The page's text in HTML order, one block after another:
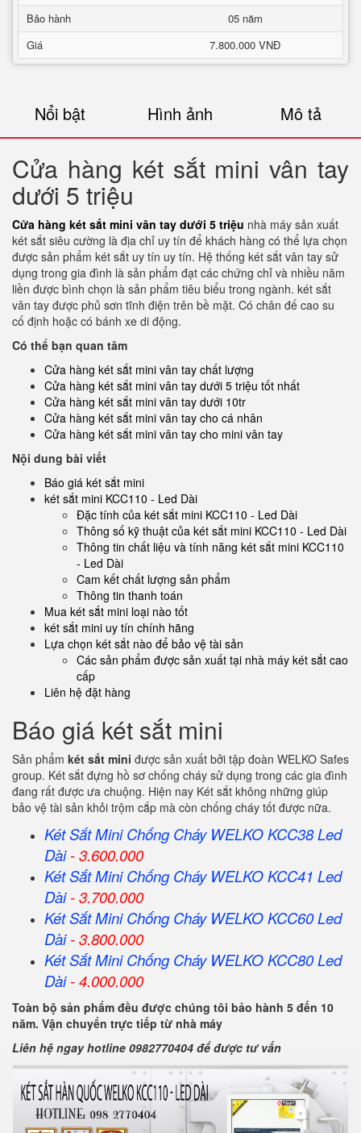
Bảo hành
05 năm
Giá
7.800.000 VNĐ
Nổi bật Hình ảnh Mô tả
Cửa hàng két sắt mini vân tay
dưới 5 triệu
Cửa hàng két sắt mini vân tay dưới 5 triệu nhà máy sản xuất
két sắt siêu cường là địa chỉ uy tín để khách hàng có thể lựa chọn
được sản phẩm két sắt uy tín uy tín. Hệ thống két sắt vân tay sử
dụng trong gia đình là sản phẩm đạt các chứng chỉ và nhiều năm
liền được bình chọn là sản phẩm tiêu biểu trong ngành. két sắt
vân tay được phủ sơn tĩnh điện trên bề mặt. Có chân đế cao su
cố định hoặc có bánh xe di động.
Có thể bạn quan tâm
Cửa hàng két sắt mini vân tay chất lượng
Cửa hàng két sắt mini vân tay dưới 5 triệu tốt nhất
Cửa hàng két sắt mini vân tay dưới 10tr
Cửa hàng két sắt mini vân tay cho cá nhân
Cửa hàng két sắt mini vân tay cho mini vân tay
Nội dung bài viết
Báo giá két sắt mini
két sắt mini KCC110 - Led Dài
Đặc tính của két sắt mini KCC110 - Led Dài
Thông số kỹ thuật của két sắt mini KCC110 - Led Dài
Thông tin chất liệu và tính năng két sắt mini KCC110
- Led Dài
Cam kết chất lượng sản phẩm
Thông tin thanh toán
Mua két sắt mini loại nào tốt
két sắt mini uy tín chính hãng
Lựa chọn két sắt nào để bảo vệ tài sản
Các sản phẩm được sản xuất tại nhà máy két sắt cao
cấp
Liên hệ đặt hàng
Báo giá két sắt mini
Sản phẩm két sắt mini được sản xuất bởi tập đoàn WELKO Safes
group. Két sắt đựng hồ sơ chống cháy sử dụng trong các gia đình
đang rất được ưa chuộng. Hiện nay Két sắt không những giúp
bảo vệ tài sản khỏi trộm cắp mà còn chống cháy tốt được nữa.
Két Sắt Mini Chống Cháy WELKO KCC38 Led
Dài- 3.600.000
Két Sắt Mini Chống Cháy WELKO KCC41 Led
Dài- 3.700.000
Két Sắt Mini Chống Cháy WELKO KCC60 Led
Dài- 3.800.000
Két Sắt Mini Chống Cháy WELKO KCC80 Led
Dài- 4.000.000
Toàn bộ sản phẩm đều được chúng tôi bảo hành 5 đến 10
năm. Vận chuyển trực tiếp từ nhà máy
Liên hệ ngay hotline 0982770404 để được tư vấn